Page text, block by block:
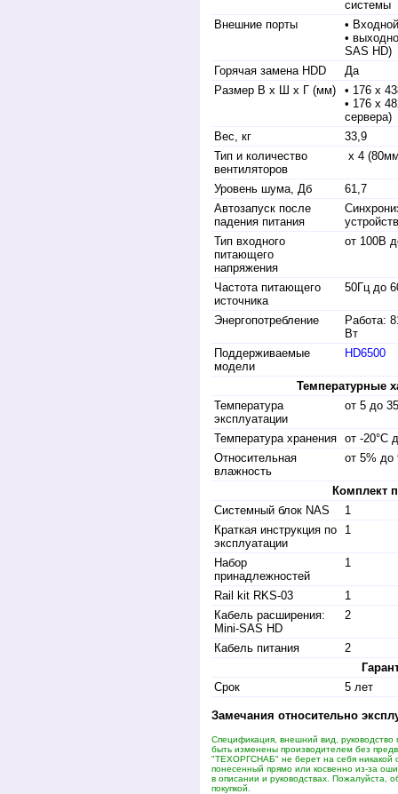
системы
Внешние порты
•
•
SAS HD)
Горячая замена HDD
Да
Размер В х Ш х Г (мм)
• 176 x
• 176 x
сервера)
Вес, кг
33,9
Тип и количество
вентиляторов
х 4
Уровень шума, Дб
61,7
Автозапуск после
падения питания
Тип входного
питающего
напряжения
от 100В
Частота питающего
источника
50Гц до
Энергопотребление
Работа:
Вт
Поддерживаемые
модели
HD6500
Температурные
Температура
эксплуатации
от 5 до
Температура хранения от -20°C
Относительная
влажность
от 5% до
Комплект
Системный блок NAS
1
Краткая инструкция по
эксплуатации
1
Набор
принадлежностей
1
Rail kit RKS-03
1
Кабель расширения:
Mini-SAS HD
2
Кабель питания
2
Срок
5 лет
Замечания относительно
Спецификация, внешний вид, руководство
быть изменены производителем без
"ТЕХОРГСНАБ" не берет на себя никакой
понесенный прямо или косвенно из-за
в описании и руководствах. Пожалуйста,
покупкой.